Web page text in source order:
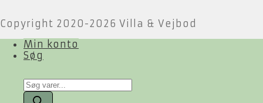
Copyright 2020-2026 Villa & Vejbod
Min konto
Søg
Products
search